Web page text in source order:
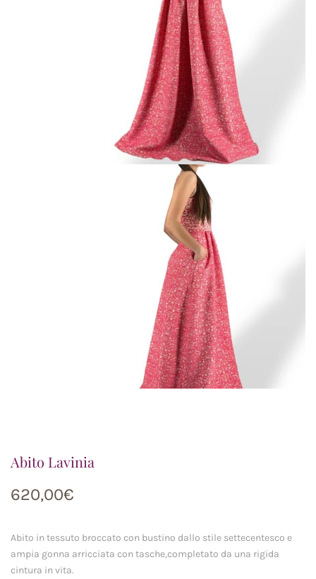
Abito Lavinia
620,00€
Abito in tessuto broccato con bustino dallo stile settecentesco e
ampia gonna arricciata con tasche,completato da una rigida
cintura in vita.